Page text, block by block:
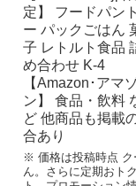
※ 価格は投稿時点 ク
ん。さらに定期おト